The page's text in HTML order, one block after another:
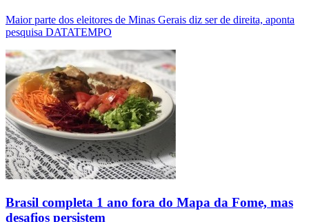
Maior parte dos eleitores de Minas Gerais diz ser de direita, aponta
pesquisa DATATEMPO
Brasil completa 1 ano fora do Mapa da Fome, mas
desafios persistem